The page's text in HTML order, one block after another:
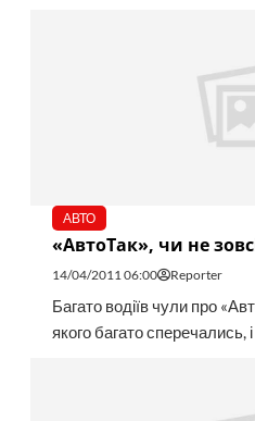
АВТО
«АвтоТак», чи не
14/04/2011 06:00 Reporter
Багато водіїв чули про
якого багато сперечались,